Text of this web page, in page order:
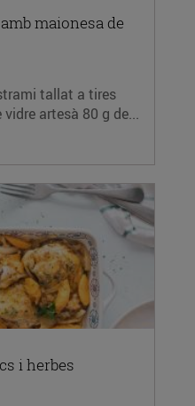
maionesa de
tallat a tires
artesà 80 g de...
i herbes